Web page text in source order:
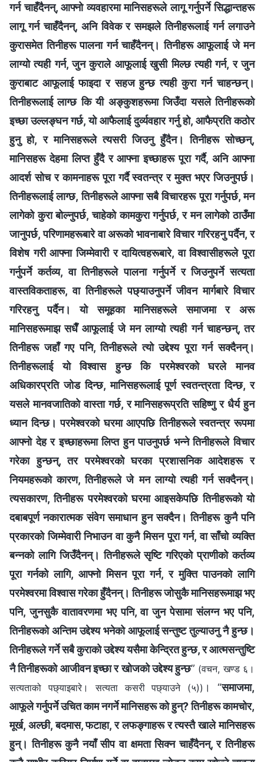
गर्न चाहँदैनन्, आफ्‍नो व्यवहारमा मानिसहरूले लागू गर्नुपर्ने सिद्धान्तहरू
लागू गर्न चाहँदैनन्, अनि विवेक र समझले तिनीहरूलाई गर्न लगाउने
कुरासमेत तिनीहरू पालना गर्न चाहँदैनन्। तिनीहरू आफूलाई जे मन
लाग्यो त्यही गर्न, जुन कुराले आफूलाई खुसी मिल्छ त्यही गर्न, र जुन
कुराबाट आफूलाई फाइदा र सहज हुन्छ त्यही कुरा गर्न चाहन्छन्।
तिनीहरूलाई लाग्छ कि यी अङ्कुशहरूमा जिउँदा यसले तिनीहरूको
इच्छा उल्‍लङ्घन गर्छ, यो आफैलाई दुर्व्यवहार गर्नु हो, आफैप्रति कठोर
हुनु हो, र मानिसहरूले त्यसरी जिउनु हुँदैन। तिनीहरू सोच्छन्,
मानिसहरू देहमा लिप्त हुँदै र आफ्ना इच्छाहरू पूरा गर्दै, अनि आफ्‍ना
आदर्श सोच र कामनाहरू पूरा गर्दै स्वतन्त्र र मुक्त भएर जिउनुपर्छ।
तिनीहरूलाई लाग्छ, तिनीहरूले आफ्‍ना सबै विचारहरू पूरा गर्नुपर्छ, मन
लागेको कुरा बोल्‍नुपर्छ, चाहेको कामकुरा गर्नुपर्छ, र मन लागेको ठाउँमा
जानुपर्छ, परिणामहरूबारे वा अरूको भावनाबारे विचार गरिरहनु पर्दैन, र
विशेष गरी आफ्‍ना जिम्‍मेवारी र दायित्वहरूबारे, वा विश्‍वासीहरूले पूरा
गर्नुपर्ने कर्तव्य, वा तिनीहरूले पालना गर्नुपर्ने र जिउनुपर्ने सत्यता
वास्तविकताहरू, वा तिनीहरूले पछ्याउनुपर्ने जीवन मार्गबारे विचार
गरिरहनु पर्दैन। यो समूहका मानिसहरूले समाजमा र अरू
मानिसहरूमाझ सधैँ आफूलाई जे मन लाग्यो त्यही गर्न चाहन्छन्, तर
तिनीहरू जहाँ गए पनि, तिनीहरूले त्यो उद्देश्य पूरा गर्न सक्दैनन्।
तिनीहरूलाई यो विश्‍वास हुन्छ कि परमेश्‍वरको घरले मानव
अधिकारप्रति जोड दिन्छ, मानिसहरूलाई पूर्ण स्वतन्त्रता दिन्छ, र
यसले मानवजातिको वास्ता गर्छ, र मानिसहरूप्रति सहिष्णु र धैर्य हुन
ध्यान दिन्छ। परमेश्‍वरको घरमा आएपछि तिनीहरूले स्वतन्त्र रूपमा
आफ्‍नो देह र इच्छाहरूमा लिप्त हुन पाउनुपर्छ भन्‍ने तिनीहरूले विचार
गरेका हुन्छन्, तर परमेश्‍वरको घरका प्रशासनिक आदेशहरू र
नियमहरूको कारण, तिनीहरूले जे मन लाग्यो त्यही गर्न सक्दैनन्।
त्यसकारण, तिनीहरू परमेश्‍वरको घरमा आइसकेपछि तिनीहरूको यो
दबाबपूर्ण नकारात्मक संवेग समाधान हुन सक्दैन। तिनीहरू कुनै पनि
प्रकारको जिम्‍मेवारी निभाउन वा कुनै मिसन पूरा गर्न, वा साँचो व्यक्ति
बन्‍नको लागि जिउँदैनन्। तिनीहरूले सृष्टि गरिएको प्राणीको कर्तव्य
पूरा गर्नको लागि, आफ्‍नो मिसन पूरा गर्न, र मुक्ति पाउनको लागि
परमेश्‍वरमा विश्‍वास गरेका हुँदैनन्। तिनीहरू जोसुकै मानिसहरूमाझ भए
पनि, जुनसुकै वातावरणमा भए पनि, वा जुन पेसामा संलग्‍न भए पनि,
तिनीहरूको अन्तिम उद्देश्य भनेको आफूलाई सन्तुष्ट तुल्याउनु नै हुन्छ।
तिनीहरूले गर्ने सबै कुराको उद्देश्य यसैमा केन्द्रित हुन्छ, र आत्मसन्तुष्टि
नै तिनीहरूको आजीवन इच्छा र खोजको उद्देश्य हुन्छ” (वचन, खण्ड ६।
सत्यताको पछ्याइबारे। सत्यता कसरी पछ्याउने (५)) । “समाजमा,
आफूले गर्नुपर्ने उचित काम नगर्ने मानिसहरू को हुन्? तिनीहरू कामचोर,
मूर्ख, अल्छी, बदमास, फटाहा, र लफङ्गाहरू र त्यस्तै खाले मानिसहरू
हुन्। तिनीहरू कुनै नयाँ सीप वा क्षमता सिक्‍न चाहँदैनन्, र तिनीहरू